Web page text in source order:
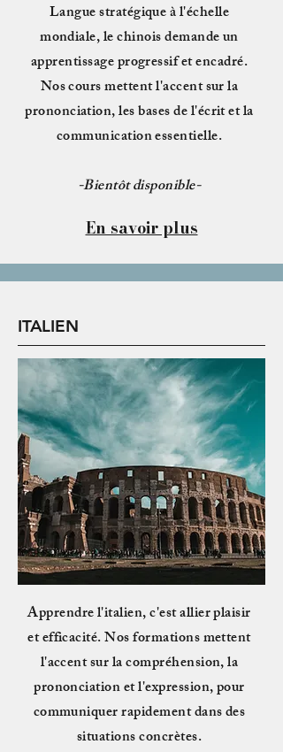
Langue stratégique à l'échelle
mondiale, le chinois demande un
apprentissage progressif et encadré.
Nos cours mettent l'accent sur la
prononciation, les bases de l'écrit et la
communication essentielle.
-Bientôt disponible-
En savoir plus
ITALIEN
Apprendre l'italien, c'est allier plaisir
etefficacité. Nos formations mettent
l'accent sur la compréhension, la
prononciation et l'expression, pour
communiquer rapidement dans des
situations concrètes.